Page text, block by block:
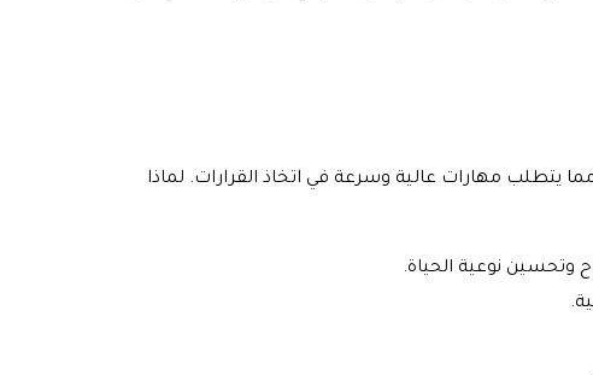
يتطلب مهارات عالية وسرعة في اتخاذ القرارات. لماذا
وتحسين نوعية الحياة.